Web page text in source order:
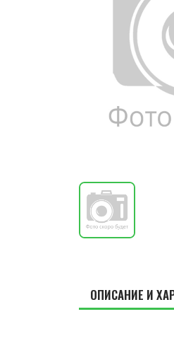
ОПИСАНИЕ И